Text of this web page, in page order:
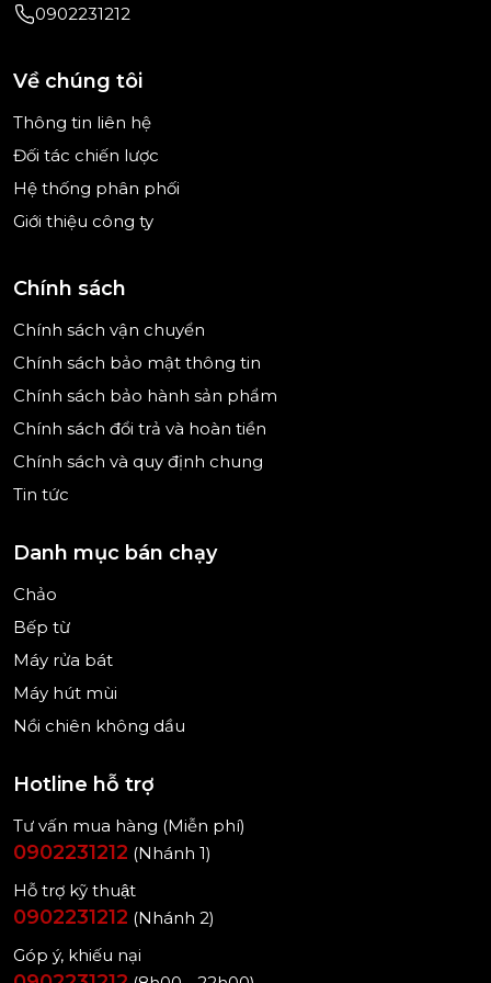
bên phải để nhường chỗ cho những ly rượu cao ở
và các đồ sành sứ nhỏ ở phần bên phải có thể hạ
thấp. Gỏ trên có thể điều chỉnh được độ cao.
Chương trình rửa
Máy rửa chén âm toàn phầm Miele G 7970 SCVi
AutoDos K2O được thiết kế 17 chương trình rửa,
thuận tiện cho bạn lựa chọn theo nhu cầu sử
dụng.
Cụ thể là:
0902231212
Về chúng tôi
Thông tin liên hệ
Đối tác chiến lược
Hệ thống phân phối
Giới thiệu công ty
Chính sách
Chính sách vận chuyển
Chính sách bảo mật thông tin
Chính sách bảo hành sản phẩm
Chính sách đổi trả và hoàn tiền
Chính sách và quy định chung
Tin tức
Danh mục bán chạy
Chảo
Bếp từ
Máy rửa bát
Máy hút mùi
Nồi chiên không dầu
Hotline hỗ trợ
Tư vấn mua hàng (Miễn phí)
0902231212 (Nhánh 1)
Hỗ trợ kỹ thuật
0902231212 (Nhánh 2)
Góp ý, khiếu nại